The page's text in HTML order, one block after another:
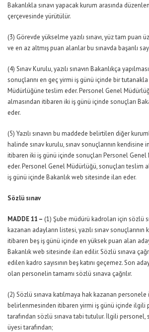
Bakanlıkla sınavı yapacak kurum arasında
çerçevesinde yürütülür.
(3) Görevde yükselme yazılı sınavı, yüz tam puan
ve en az altmış puan alanlar bu sınavda başarılı
(4) Sınav Kurulu, yazılı sınavın Bakanlıkça
sonuçlarını en geç yirmi iş günü içinde bir
Müdürlüğüne teslim eder. Personel Genel
almasından itibaren iki iş günü içinde sonuçları
eder.
(5) Yazılı sınavın bu maddede belirtilen diğer
halinde sınav kurulu, sınav sonuçlarının
itibaren iki iş günü içinde sonuçları Personel
eder. Personel Genel Müdürlüğü, sonuçları teslim
iş günü içinde Bakanlık web sitesinde ilan eder.
Sözlü sınav
MADDE 11 – (1) Şube müdürü kadroları için sözlü
kazanan adayların listesi, yazılı sınav
itibaren beş iş günü içinde en yüksek puan alan
Bakanlık web sitesinde ilan edilir. Sözlü sınava
edilen kadro sayısının beş katını geçemez. Son
olan personelin tamamı sözlü sınava çağrılır.
(2) Sözlü sınava katılmaya hak kazanan
belirlenmesinden itibaren yirmi iş günü içinde ilgili
tarafından sözlü sınava tabi tutulur. İlgili personel,
üyesi tarafından;